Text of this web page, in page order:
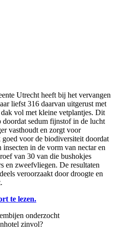
Utrecht heeft bij het vervangen
liefst 316 daarvan uitgerust met
dak vol met kleine vetplantjes. Dit
sedum fijnstof in de lucht
vasthoudt en zorgt voor
voor de biodiversiteit doordat
insecten in de vorm van nectar en
van 30 van die bushokjes
en zweefvliegen. De resultaten
veroorzaakt door droogte en
te lezen.
onderzocht
zinvol?